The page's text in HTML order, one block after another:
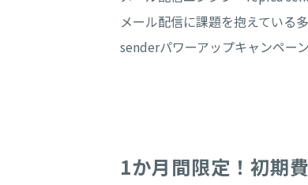
メール配信に課題を抱えている
senderパワーアップキャンペー
1か月間限定！初期